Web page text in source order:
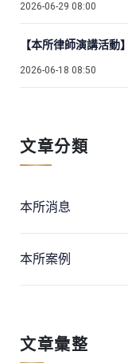
2026-06-29 08:00
【本所律師演講活動】
2026-06-18 08:50
文章分類
本所消息
本所案例
文章彙整